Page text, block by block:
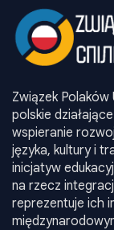
Związek
polskie
wspieranie
języka, kultury i
inicjatyw
na rzecz
reprezentuje ich